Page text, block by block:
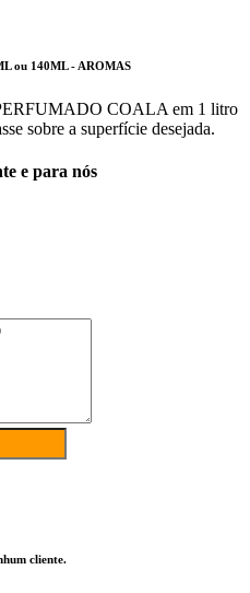
ou 140ML - AROMAS
COALA em 1 litro
sobre a superfície desejada.
e para nós
cliente.